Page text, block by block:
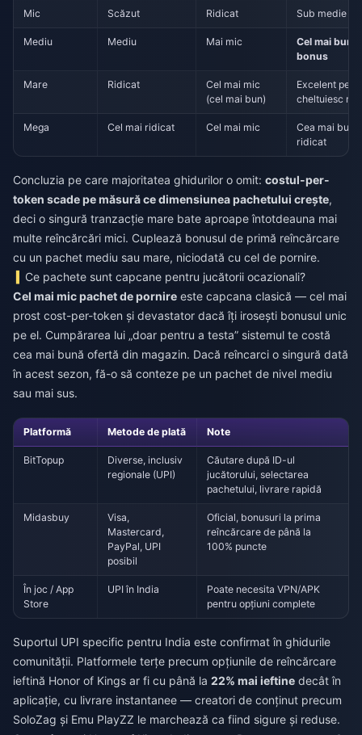
Mic Scăzut Ridicat Sub medie
Mediu Mediu Mai mic
Cel mai bun
bonus
Mare Ridicat
Cel mai mic
(cel mai bun)
Excelent
cheltuiesc
Mega Cel mai ridicat Cel mai mic
Cea mai
ridicat
Concluzia pe care majoritatea ghidurilor o omit: costul-per-
token scade pe măsură ce dimensiunea pachetului crește,
deci o singură tranzacție mare bate aproape întotdeauna mai
multe reîncărcări mici. Cuplează bonusul de primă reîncărcare
cu un pachet mediu sau mare, niciodată cu cel de pornire.
Ce pachete sunt capcane pentru jucătorii ocazionali?
Cel mai mic pachet de pornire este capcana clasică — cel mai
prost cost-per-token și devastator dacă îți irosești bonusul unic
pe el. Cumpărarea lui „doar pentru a testa” sistemul te costă
cea mai bună ofertă din magazin. Dacă reîncarci o singură dată
în acest sezon, fă-o să conteze pe un pachet de nivel mediu
sau mai sus.
Platformă Metode de plată Note
BitTopup
Diverse, inclusiv
regionale (UPI)
Căutare după ID-ul
jucătorului, selectarea
pachetului, livrare rapidă
Midasbuy
Visa,
Mastercard,
PayPal, UPI
posibil
Oficial, bonusuri la prima
reîncărcare de până la
100% puncte
În joc / App
Store
UPI în India
Poate necesita VPN/APK
pentru opțiuni complete
Suportul UPI specific pentru India este confirmat în ghidurile
comunității. Platformele terțe precum opțiunile de reîncărcare
ieftină Honor of Kings ar fi cu până la 22% mai ieftine decât în
aplicație, cu livrare instantanee — creatori de conținut precum
SoloZag și Emu PlayZZ le marchează ca fiind sigure și reduse.